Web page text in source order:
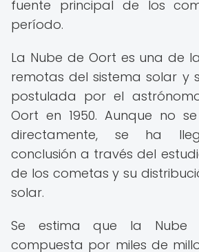
fuente principal de los
período.
La Nube de Oort es una de
remotas del sistema solar y
postulada por el
Oort en 1950. Aunque no
directamente, se ha
conclusión a través del
de los cometas y su
solar.
Se estima que la Nube
compuesta por miles de